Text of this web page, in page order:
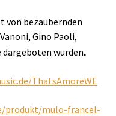
von bezaubernden
Gino Paoli,
wurden.
ThatsAmoreWE
produkt/mulo-francel-